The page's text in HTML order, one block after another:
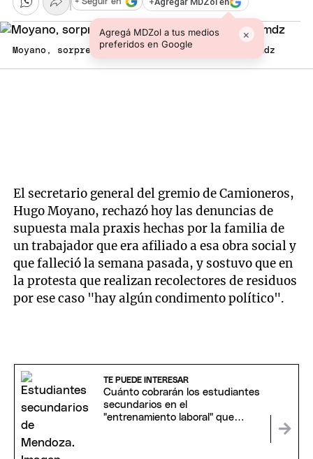
Agregá MDZol a tus medios
preferidos en Google
×
Moyano, sorprendido por una protesta. Foto: mdz
El secretario general del gremio de Camioneros,
Hugo Moyano, rechazó hoy las denuncias de
supuesta mala praxis hechas por la familia de
un trabajador que era afiliado a esa obra social y
que falleció la semana pasada, y sostuvo que en
la protesta que realizan recolectores de residuos
por ese caso "hay algún condimento político".
TE PUEDE INTERESAR
Cuánto cobrarán los estudiantes
secundarios en el
"entrenamiento laboral" que